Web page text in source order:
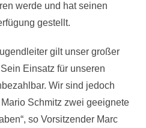
werde und hat seinen
gestellt.
gilt unser großer
Einsatz für unseren
Wir sind jedoch
Schmitz zwei geeignete
so Vorsitzender Marc